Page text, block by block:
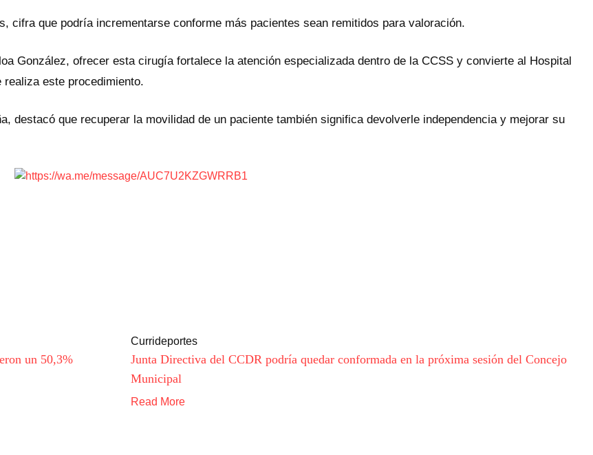
cifra que podría incrementarse conforme más pacientes sean remitidos para valoración.
González, ofrecer esta cirugía fortalece la atención especializada dentro de la CCSS y convierte al Hospital
este procedimiento.
destacó que recuperar la movilidad de un paciente también significa devolverle independencia y mejorar su
un 50,3%
Currideportes
Junta Directiva del CCDR podría quedar conformada en la próxima sesión del Concejo
Municipal
Read More